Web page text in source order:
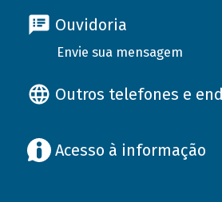
Ouvidoria
Envie sua mensagem
Outros telefones e
Acesso à informação